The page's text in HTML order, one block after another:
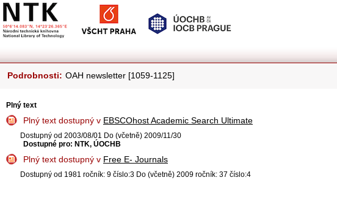
Podrobnosti: OAH newsletter [1059-1125]
Plný text
Plný text dostupný v EBSCOhost Academic Search Ultimate
Dostupný od 2003/08/01 Do (včetně) 2009/11/30
Dostupné pro: NTK, ÚOCHB
Plný text dostupný v Free E- Journals
Dostupný od 1981 ročník: 9 číslo:3 Do (včetně) 2009 ročník: 37 číslo:4